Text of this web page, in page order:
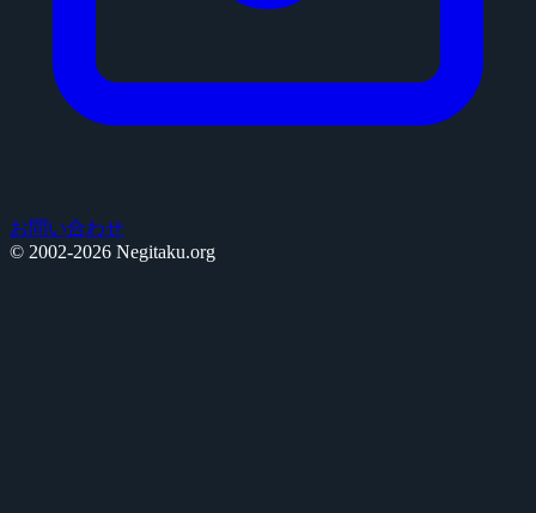
お問い合わせ
© 2002-2026 Negitaku.org